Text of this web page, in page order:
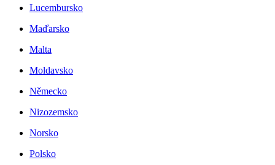
Lucembursko
Maďarsko
Malta
Moldavsko
Německo
Nizozemsko
Norsko
Polsko